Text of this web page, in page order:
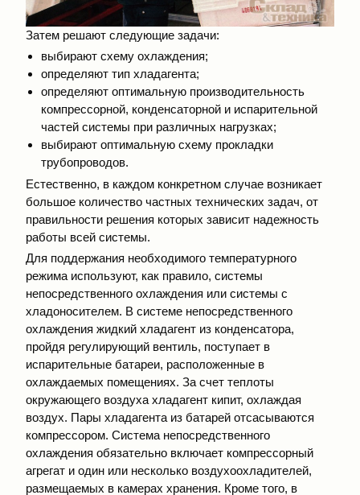
Затем решают следующие задачи:
выбирают схему охлаждения;
определяют тип хладагента;
определяют оптимальную производительность
компрессорной, конденсаторной и испарительной
частей системы при различных нагрузках;
выбирают оптимальную схему прокладки
трубопроводов.
Естественно, в каждом конкретном случае возникает
большое количество частных технических задач, от
правильности решения которых зависит надежность
работы всей системы.
Для поддержания необходимого температурного
режима используют, как правило, системы
непосредственного охлаждения или системы с
хладоносителем. В системе непосредственного
охлаждения жидкий хладагент из конденсатора,
пройдя регулирующий вентиль, поступает в
испарительные батареи, расположенные в
охлаждаемых помещениях. За счет теплоты
окружающего воздуха хладагент кипит, охлаждая
воздух. Пары хладагента из батарей отсасываются
компрессором. Система непосредственного
охлаждения обязательно включает компрессорный
агрегат и один или несколько воздухоохладителей,
размещаемых в камерах хранения. Кроме того, в